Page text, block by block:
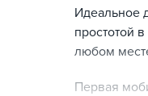
Идеальное
простотой
любом
Первая